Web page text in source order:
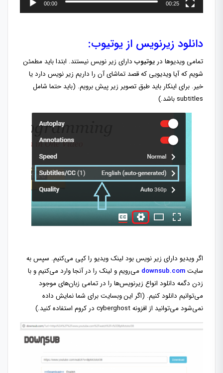
00:00 00:25
دانلود زیرنویس از یوتیوب:
تمامی ویدیو‌ها در یوتیوب دارای زیر نویس نیستند. ابتدا باید مطمئن
شویم که آیا ویدیویی که قصد تماشای آن را داریم زیر نویس دارد یا
خیر. برای اینکار باید طبق تصویر زیر پیش برویم. (باید حتما شامل
subtitles باشد.)
اگر ویدیو دارای زیر نویس بود لینک ویدیو را کپی می‌کنیم. سپس به
سایتdownsub.com می‌رویم و لینک را در آنجا وارد می‌کنیم و با
زدن دگمه دانلود انواع زیرنویس‌ها را در تمامی زبان‌های موجود
می‌توانیم دانلود کنیم. (اگر این وبسایت برای شما نمایش داده
نمی‌شود می‌توانید از افزونه cyberghost در کروم استفاده کنید.)